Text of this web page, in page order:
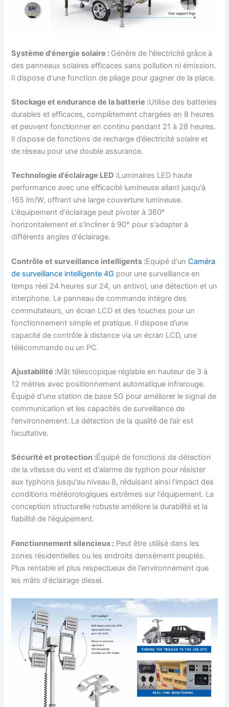
Système d'énergie solaire : Génère de l'électricité grâce à
des panneaux solaires efficaces sans pollution ni émission.
Il dispose d'une fonction de pliage pour gagner de la place.
Stockage et endurance de la batterie :Utilise des batteries
durables et efficaces, complètement chargées en 8 heures
et peuvent fonctionner en continu pendant 21 à 28 heures.
Il dispose de fonctions de recharge d’électricité solaire et
de réseau pour une double assurance.
Technologie d'éclairage LED :Luminaires LED haute
performance avec une efficacité lumineuse allant jusqu'à
165 lm/W, offrant une large couverture lumineuse.
L'équipement d'éclairage peut pivoter à 360°
horizontalement et s'incliner à 90° pour s'adapter à
différents angles d'éclairage.
Contrôle et surveillance intelligents :Equipé d'unCaméra
de surveillance intelligente 4G pour une surveillance en
temps réel 24 heures sur 24, un antivol, une détection et un
interphone. Le panneau de commande intègre des
commutateurs, un écran LCD et des touches pour un
fonctionnement simple et pratique. Il dispose d’une
capacité de contrôle à distance via un écran LCD, une
télécommande ou un PC.
Ajustabilité :Mât télescopique réglable en hauteur de 3 à
12 mètres avec positionnement automatique infrarouge.
Équipé d'une station de base 5G pour améliorer le signal de
communication et les capacités de surveillance de
l'environnement. La détection de la qualité de l’air est
facultative.
Sécurité et protection :Équipé de fonctions de détection
de la vitesse du vent et d'alarme de typhon pour résister
aux typhons jusqu'au niveau 8, réduisant ainsi l'impact des
conditions météorologiques extrêmes sur l'équipement. La
conception structurelle robuste améliore la durabilité et la
fiabilité de l'équipement.
Fonctionnement silencieux : Peut être utilisé dans les
zones résidentielles ou les endroits densément peuplés.
Plus rentable et plus respectueux de l'environnement que
les mâts d'éclairage diesel.